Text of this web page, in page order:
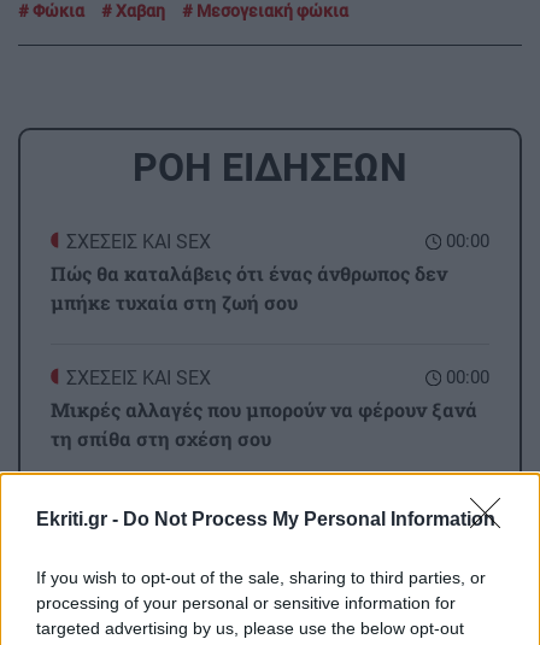
Ekriti.gr - Do Not Process My Personal Information
If you wish to opt-out of the sale, sharing to third parties, or
processing of your personal or sensitive information for
targeted advertising by us, please use the below opt-out
Φώκια Χαβαη Μεσογειακή φώκια
ΡΟΗ ΕΙΔΗΣΕΩΝ
00:00
ΣΧΕΣΕΙΣ ΚΑΙ SEX
Πώς θα καταλάβεις ότι ένας άνθρωπος δεν
μπήκε τυχαία στη ζωή σου
00:00
ΣΧΕΣΕΙΣ ΚΑΙ SEX
Μικρές αλλαγές που μπορούν να φέρουν ξανά
τη σπίθα στη σχέση σου
23:00
GOSSIP - LIFESTYLE
πίσω του το «Avatar»